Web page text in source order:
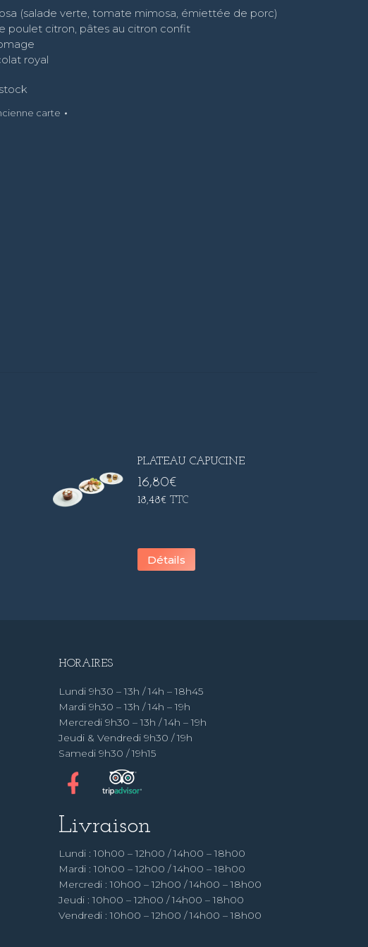
(salade verte, tomate mimosa, émiettée de porc)
poulet citron, pâtes au citron confit
royal
carte
PLATEAU CAPUCINE
16,80€
18,48€ TTC
Détails
HORAIRES
Lundi 9h30 – 13h / 14h – 18h45
Mardi 9h30 – 13h / 14h – 19h
Mercredi 9h30 – 13h / 14h – 19h
Jeudi & Vendredi 9h30 / 19h
Samedi 9h30 / 19h15
Livraison
Lundi : 10h00 – 12h00 / 14h00 – 18h00
Mardi : 10h00 – 12h00 / 14h00 – 18h00
Mercredi : 10h00 – 12h00 / 14h00 – 18h00
Jeudi : 10h00 – 12h00 / 14h00 – 18h00
Vendredi : 10h00 – 12h00 / 14h00 – 18h00